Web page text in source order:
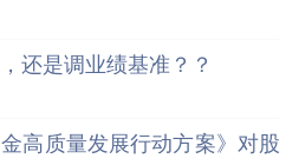
还是调业绩基准？？
高质量发展行动方案》对股